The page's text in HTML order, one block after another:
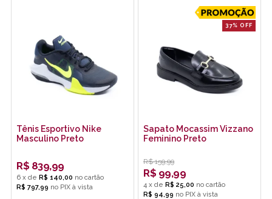
Tênis Esportivo Nike
Masculino Preto
R$ 839,99
6 x de R$ 140,00
R$ 797,99 no PIX
37% OFF
Sapato Mocassim Vizzano
Feminino Preto
R$ 159,99
R$ 99,99
4 x de R$ 25,00
R$ 94,99 no PIX